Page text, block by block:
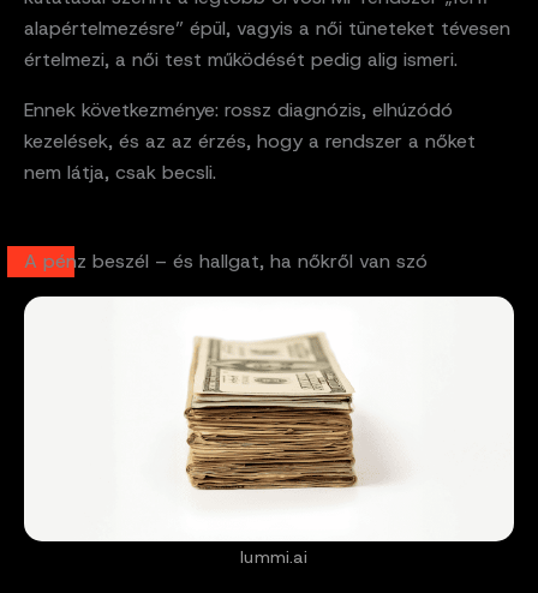
alapértelmezésre” épül, vagyis a női tüneteket tévesen
értelmezi, a női test működését pedig alig ismeri.
Ennek következménye: rossz diagnózis, elhúzódó
kezelések, és az az érzés, hogy a rendszer a nőket
nem látja, csak becsli.
A pénz beszél – és hallgat, ha nőkről van szó
lummi.ai